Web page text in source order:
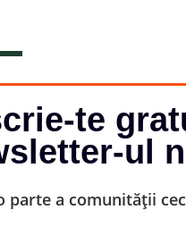
te
ul
parte a comunității